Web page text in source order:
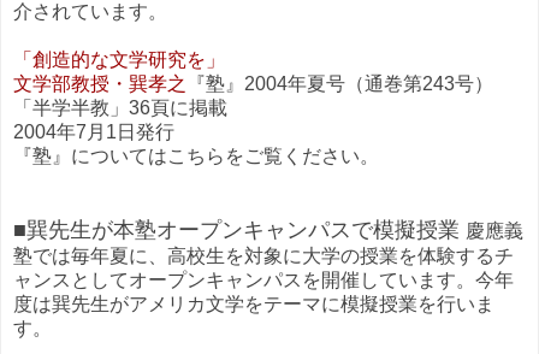
介されています。
「創造的な文学研究を」
文学部教授・巽孝之
『塾』2004年夏号（通巻第243号）
「半学半教」36頁に掲載
2004年7月1日発行
『塾』についてはこちらをご覧ください。
■巽先生が本塾オープンキャンパスで模擬授業 慶應義
塾では毎年夏に、高校生を対象に大学の授業を体験するチ
ャンスとしてオープンキャンパスを開催しています。今年
度は巽先生がアメリカ文学をテーマに模擬授業を行いま
す。